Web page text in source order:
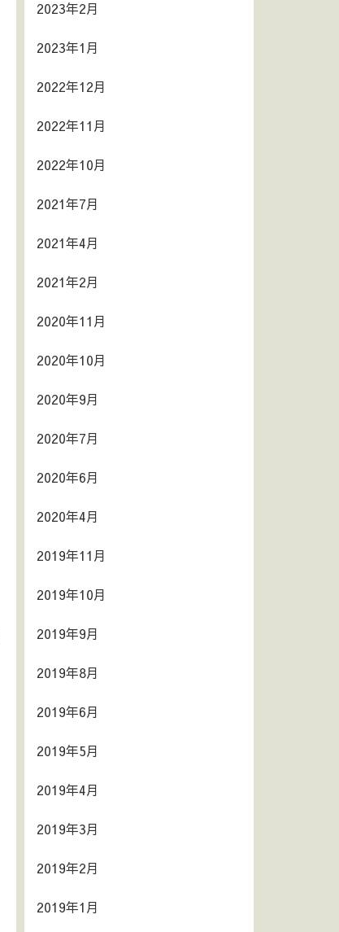
2023年2月
2023年1月
2022年12月
2022年11月
2022年10月
2021年7月
2021年4月
2021年2月
2020年11月
2020年10月
2020年9月
2020年7月
2020年6月
2020年4月
2019年11月
2019年10月
2019年9月
2019年8月
2019年6月
2019年5月
2019年4月
2019年3月
2019年2月
2019年1月